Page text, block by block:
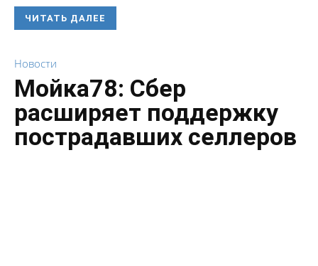
ЧИТАТЬ ДАЛЕЕ
Новости
Мойка78: Сбер
расширяет поддержку
пострадавших селлеров